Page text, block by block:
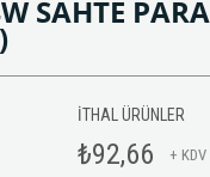
SAHTE
İTHAL ÜRÜNLER
₺92,66 + KDV